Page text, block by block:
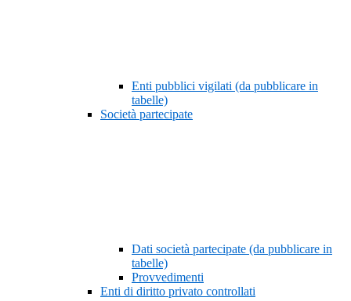
Enti pubblici vigilati (da pubblicare in
tabelle)
Società partecipate
Dati società partecipate (da pubblicare in
tabelle)
Provvedimenti
Enti di diritto privato controllati